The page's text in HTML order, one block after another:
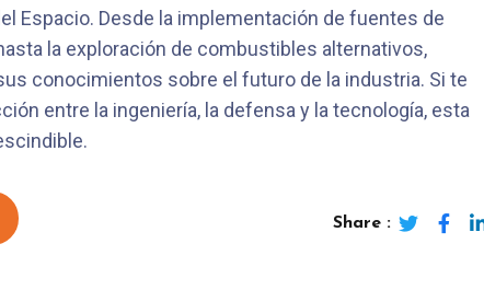
Espacio. Desde la implementación de fuentes de
la exploración de combustibles alternativos,
conocimientos sobre el futuro de la industria. Si te
entre la ingeniería, la defensa y la tecnología, esta
Share :